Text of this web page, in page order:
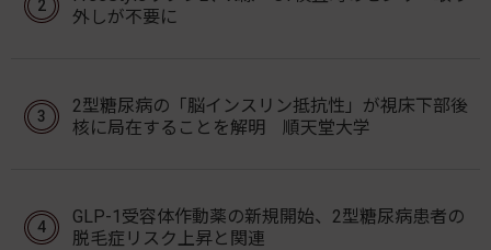
外しが不要に
2型糖尿病の「脳インスリン抵抗性」が視床下部後
核に局在することを解明 順天堂大学
GLP-1受容体作動薬の新規開始、2型糖尿病患者の
脱毛症リスク上昇と関連